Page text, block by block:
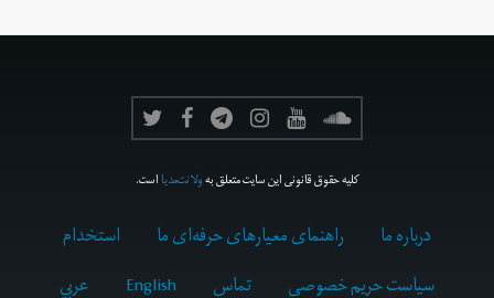
کلیه حقوق قانونی این سایت متعلق بهولانت‌مدیااست.
درباره ما راهنمای معیارهای حرفه‌ای ما
استخدام
سیاست حریم خصوصی
تماس English عربي